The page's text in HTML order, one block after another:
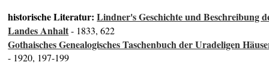
historische Literatur:Lindner's Geschichte und Beschreibung
Landes Anhalt- 1833, 622
Gothaisches Genealogisches Taschenbuch der Uradeligen
- 1920, 197-199